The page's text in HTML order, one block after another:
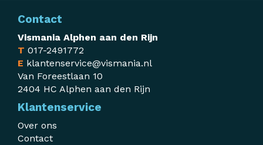
Contact
Vismania Alphen aan den Rijn
T 017-2491772
E klantenservice@vismania.nl
Van Foreestlaan 10
2404 HC Alphen aan den Rijn
Klantenservice
Over ons
Contact